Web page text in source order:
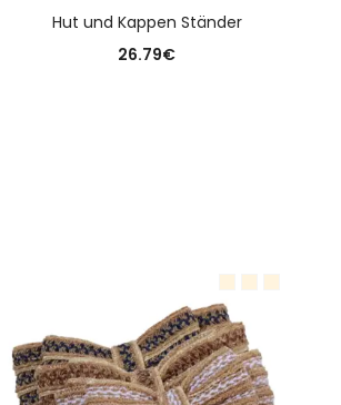
Hut und Kappen Ständer
26.79€